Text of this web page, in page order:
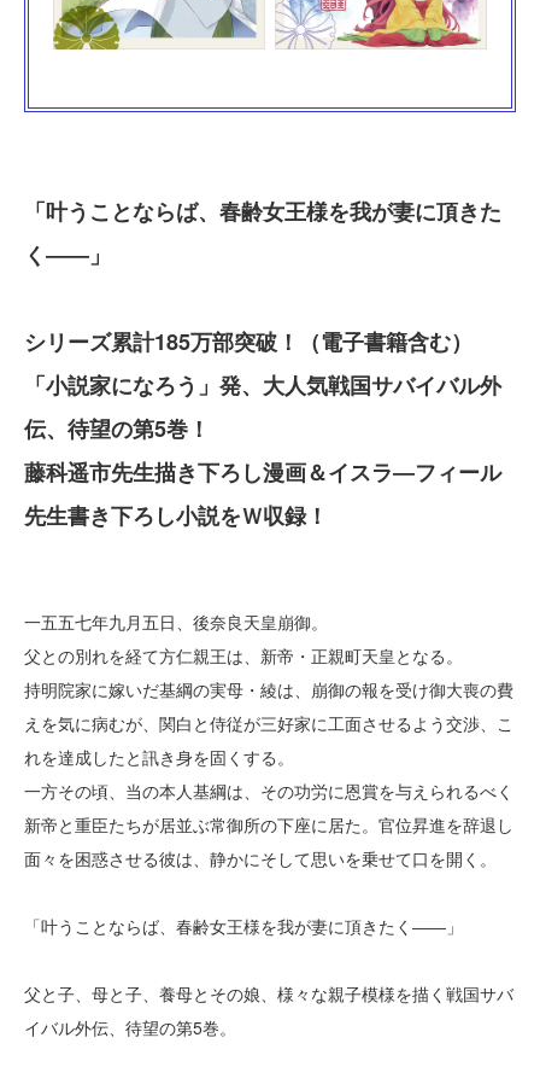
「叶うことならば、春齢女王様を我が妻に頂きた
く――」
シリーズ累計185万部突破！（電子書籍含む）
「小説家になろう」発、大人気戦国サバイバル外
伝、待望の第5巻！
藤科遥市先生描き下ろし漫画＆イスラ―フィール
先生書き下ろし小説をＷ収録！
一五五七年九月五日、後奈良天皇崩御。
父との別れを経て方仁親王は、新帝・正親町天皇となる。
持明院家に嫁いだ基綱の実母・綾は、崩御の報を受け御大喪の費
えを気に病むが、関白と侍従が三好家に工面させるよう交渉、こ
れを達成したと訊き身を固くする。
一方その頃、当の本人基綱は、その功労に恩賞を与えられるべく
新帝と重臣たちが居並ぶ常御所の下座に居た。官位昇進を辞退し
面々を困惑させる彼は、静かにそして思いを乗せて口を開く。
「叶うことならば、春齢女王様を我が妻に頂きたく――」
父と子、母と子、養母とその娘、様々な親子模様を描く戦国サバ
イバル外伝、待望の第5巻。